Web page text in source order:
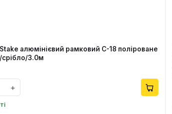
алюмінієвий рамковий С-18 поліроване
срібло/3.0м
+